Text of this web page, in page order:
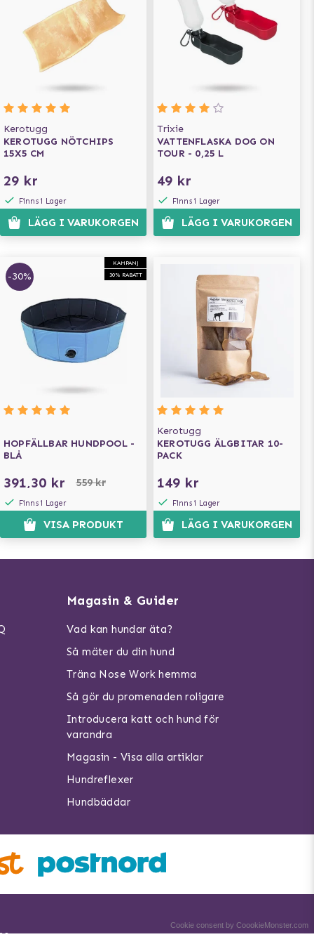
Kerotugg
KEROTUGG NÖTCHIPS
15X5 CM
29 kr
Finns i Lager
LÄGG I VARUKORGEN
Trixie
VATTENFLASKA DOG ON
TOUR - 0,25 L
49 kr
Finns i Lager
LÄGG I VARUKORGEN
KAMPANJ
30% RABATT
-30%
HOPFÄLLBAR HUNDPOOL -
BLÅ
391,30 kr 559 kr
Finns i Lager
VISA PRODUKT
Kerotugg
KEROTUGG ÄLGBITAR 10-
PACK
149 kr
Finns i Lager
LÄGG I VARUKORGEN
Magasin & Guider
Vad kan hundar äta?
Så mäter du din hund
Träna Nose Work hemma
Så gör du promenaden roligare
Introducera katt och hund för
varandra
Magasin - Visa alla artiklar
Hundreflexer
Hundbäddar
Cookie consent by CoookieMonster.com